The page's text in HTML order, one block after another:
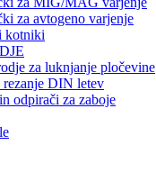
za avtogeno varjenje
kotniki
za luknjanje pločevine
rezanje DIN letev
odpirači za zaboje